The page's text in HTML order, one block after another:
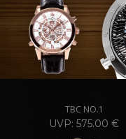
TBC NO.1
UVP: 575.00 €